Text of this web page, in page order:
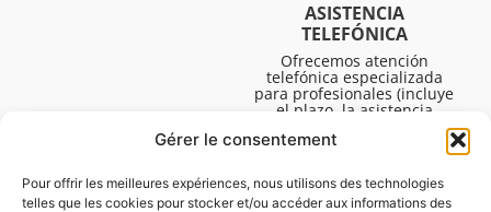
Gérer le consentement
Pour offrir les meilleures expériences, nous utilisons des technologies
telles que les cookies pour stocker et/ou accéder aux informations des
ASISTENCIA
TELEFÓNICA
Ofrecemos atención
telefónica especializada
para profesionales (incluye
el plazo, la asistencia
técnica, etc.). El horario es
de lunes a viernes de 08:30